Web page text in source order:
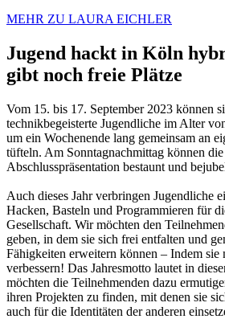
MEHR ZU LAURA EICHLER
Jugend hackt in Köln
gibt noch freie Plätze
Vom 15. bis 17. September 2023 können
technikbegeisterte Jugendliche im Alter
um ein Wochenende lang gemeinsam an
tüfteln. Am Sonntagnachmittag können
Abschlusspräsentation bestaunt und
Auch dieses Jahr verbringen Jugendliche
Hacken, Basteln und Programmieren für
Gesellschaft. Wir möchten den
geben, in dem sie sich frei entfalten und
Fähigkeiten erweitern können – Indem sie
verbessern! Das Jahresmotto lautet in
möchten die Teilnehmenden dazu
ihren Projekten zu finden, mit denen sie
auch für die Identitäten der anderen